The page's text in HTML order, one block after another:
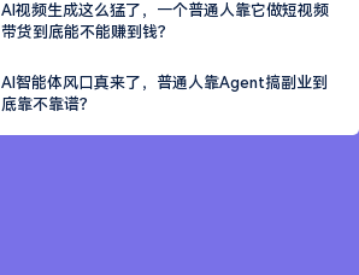
AI视频生成这么猛了，一个普通人靠它做短视频
带货到底能不能赚到钱？
AI智能体风口真来了，普通人靠Agent搞副业到
底靠不靠谱？